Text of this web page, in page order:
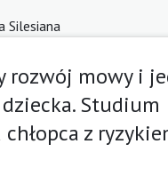
Silesiana
rozwój mowy i
Studium
z